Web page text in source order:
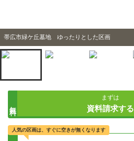
帯広市緑ケ丘墓地 ゆったりとした区画
まずは
資料請求する
人気の区画は、すぐに空きが無くなります